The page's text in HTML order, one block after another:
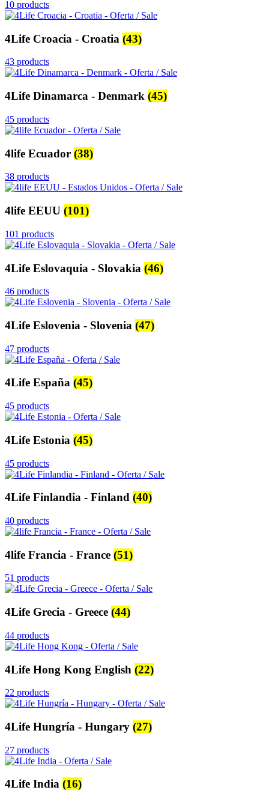
10 products
4Life Croacia - Croatia (43)
43 products
4Life Dinamarca - Denmark (45)
45 products
4life Ecuador (38)
38 products
4life EEUU (101)
101 products
4Life Eslovaquia - Slovakia (46)
46 products
4Life Eslovenia - Slovenia (47)
47 products
4Life España (45)
45 products
4Life Estonia (45)
45 products
4Life Finlandia - Finland (40)
40 products
4life Francia - France (51)
51 products
4Life Grecia - Greece (44)
44 products
4Life Hong Kong English (22)
22 products
4Life Hungría - Hungary (27)
27 products
4Life India (16)